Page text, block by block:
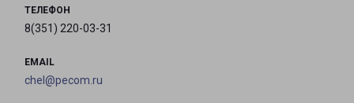
ТЕЛЕФОН
8(351) 220-03-31
EMAIL
chel@pecom.ru